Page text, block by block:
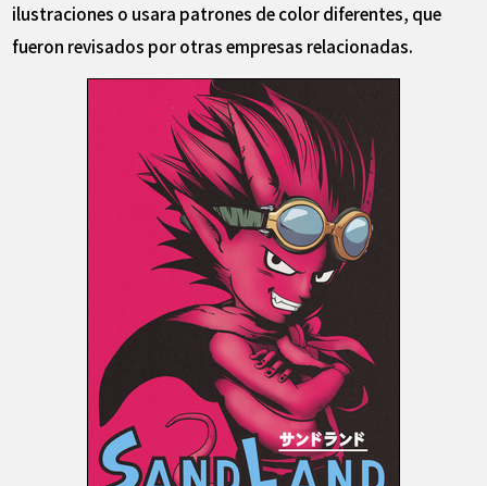
ilustraciones o usara patrones de color diferentes, que
fueron revisados por otras empresas relacionadas.